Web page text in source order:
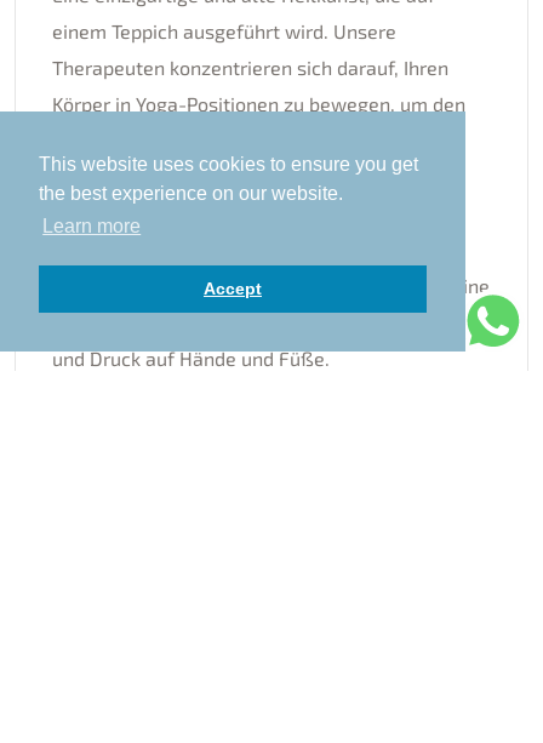
This website uses cookies to ensure you get
the best experience on our website.
Learn more
Accept
einem Teppich ausgeführt wird. Unsere
Therapeuten konzentrieren sich darauf, Ihren
Körper in Yoga-Positionen zu bewegen, um den
auszugleichen. Diese Technik wird auch
Entspannung zu fördern. Unsere Massage ist eine
und Druck auf Hände und Füße.